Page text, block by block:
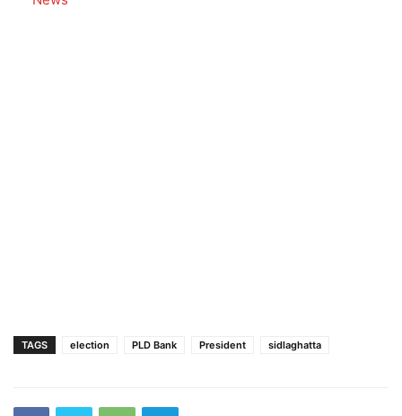
TAGS election PLD Bank President sidlaghatta